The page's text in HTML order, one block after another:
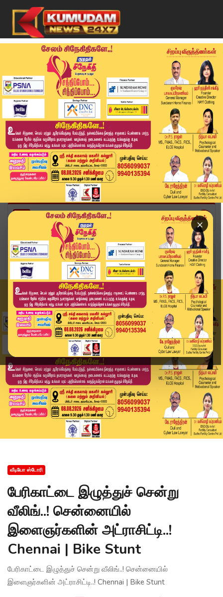
×
Home
வீடியோ ஸ்டோரி
பேரிகாட்டை இழுத்துச் சென்று வீலிங்..! சென்னையில...
வீடியோ ஸ்டோரி
பேரிகாட்டை இழுத்துச் சென்று
வீலிங்..! சென்னையில்
இளைஞர்களின் அட்ராசிட்டி..!
Chennai | Bike Stunt
பேரிகாட்டை இழுத்துச் சென்று வீலிங்..! சென்னையில்
இளைஞர்களின் அட்ராசிட்டி..! Chennai | Bike Stunt